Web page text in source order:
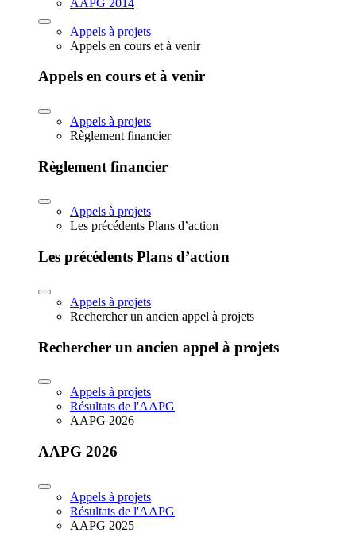
Appels à projets
Appels en cours et à venir
Appels en cours et à venir
Appels à projets
Règlement financier
Règlement financier
Appels à projets
Les précédents Plans d’action
Les précédents Plans d’action
Appels à projets
Rechercher un ancien appel à projets
Rechercher un ancien appel à projets
Appels à projets
Résultats de l'AAPG
AAPG 2026
AAPG 2026
Appels à projets
Résultats de l'AAPG
AAPG 2025